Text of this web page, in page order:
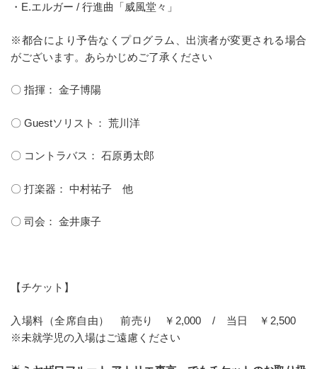
・E.エルガー / 行進曲「威風堂々」
※都合により予告なくプログラム、出演者が変更される場合
がございます。あらかじめご了承ください
〇 指揮： 金子博陽
〇 Guestソリスト： 荒川洋
〇 コントラバス： 石原勇太郎
〇 打楽器： 中村祐子 他
〇 司会： 金井康子
【チケット】
入場料（全席自由） 前売り ￥2,000 / 当日 ￥2,500
※未就学児の入場はご遠慮ください